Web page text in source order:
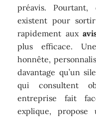
préavis. Pourtant,
existent pour
rapidement aux
plus efficace.
honnête,
davantage qu’un
qui consultent
entreprise fait
explique,